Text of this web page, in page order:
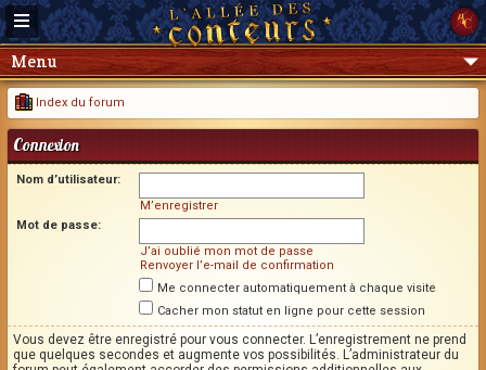
Menu
Index du forum
Connexion
Nom d’utilisateur:
M’enregistrer
Mot de passe:
J’ai oublié mon mot de passe
Renvoyer l’e-mail de confirmation
Me connecter automatiquement à chaque visite
Cacher mon statut en ligne pour cette session
Vous devez être enregistré pour vous connecter. L’enregistrement ne prend
que quelques secondes et augmente vos possibilités. L’administrateur du